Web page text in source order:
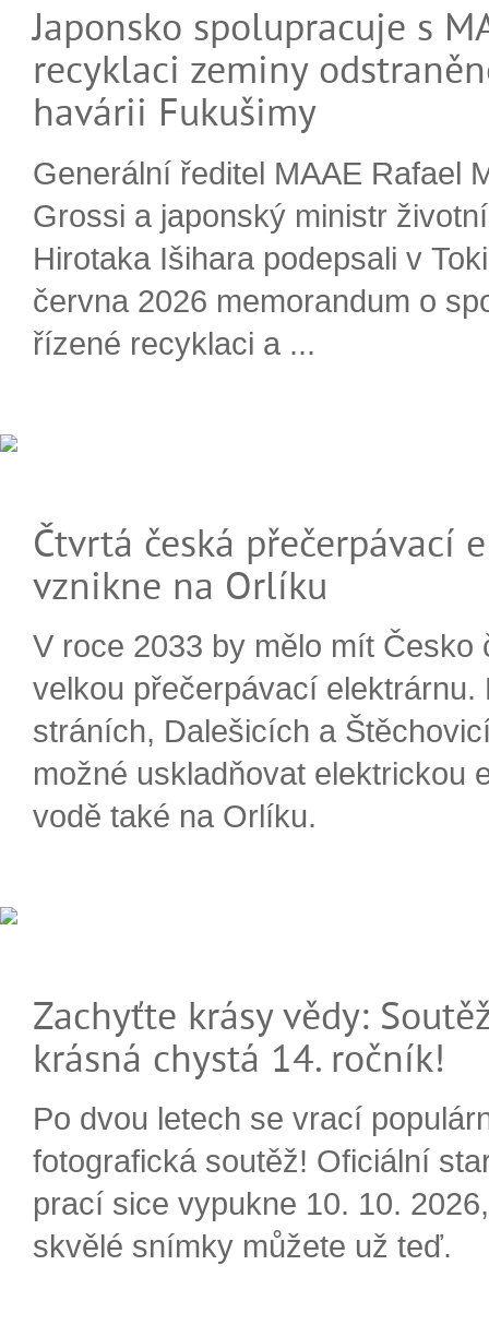
Japonsko spolupracuje s
recyklaci zeminy
havárii Fukušimy
Generální ředitel MAAE Rafael
Grossi a japonský ministr
Hirotaka Išihara podepsali v
června 2026 memorandum o
řízené recyklaci a ...
Čtvrtá česká přečerpávací
vznikne na Orlíku
V roce 2033 by mělo mít Česko
velkou přečerpávací elektrárnu.
stráních, Dalešicích a
možné uskladňovat elektrickou
vodě také na Orlíku.
Zachyťte krásy vědy:
krásná chystá 14. ročník!
Po dvou letech se vrací
fotografická soutěž! Oficiální
prací sice vypukne 10. 10.
skvělé snímky můžete už teď.